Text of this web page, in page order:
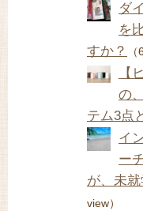
ダ
を
すか？
【
の
テム3点
イ
ー
が、未
view）